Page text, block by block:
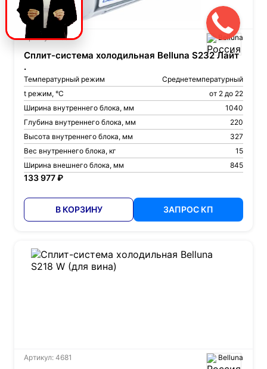
Артикул: 4682 Belluna
Сплит-система холодильная Belluna S232 Лайт
.
Температурный режим
Среднетемпературный
t режим, °С
от 2 до 22
Ширина внутреннего блока, мм
1040
Глубина внутреннего блока, мм
220
Высота внутреннего блока, мм
327
Вес внутреннего блока, кг
15
Ширина внешнего блока, мм
845
133 977 ₽
В КОРЗИНУ ЗАПРОС КП
Артикул: 4681 Belluna